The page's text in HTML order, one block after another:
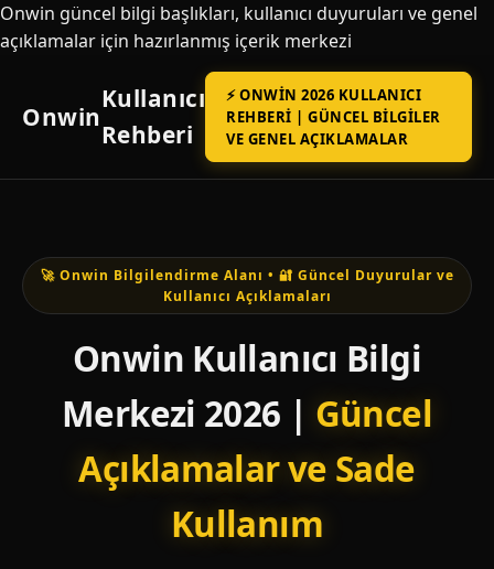
Onwin güncel bilgi başlıkları, kullanıcı duyuruları ve genel
açıklamalar için hazırlanmış içerik merkezi
Onwin
Kullanıcı
Rehberi
⚡ ONWIN 2026 KULLANICI
REHBERI | GÜNCEL BILGILER
VE GENEL AÇIKLAMALAR
🚀 Onwin Bilgilendirme Alanı • 🔐 Güncel Duyurular ve
Kullanıcı Açıklamaları
Onwin Kullanıcı Bilgi
Merkezi 2026 | Güncel
Açıklamalar ve Sade
Kullanım